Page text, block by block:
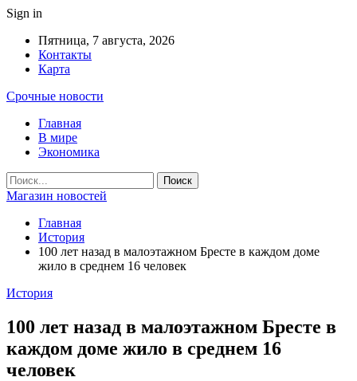
Sign in
Пятница, 7 августа, 2026
Контакты
Карта
Срочные новости
Главная
В мире
Экономика
Магазин новостей
Главная
История
100 лет назад в малоэтажном Бресте в каждом доме
жило в среднем 16 человек
История
100 лет назад в малоэтажном Бресте в
каждом доме жило в среднем 16
человек